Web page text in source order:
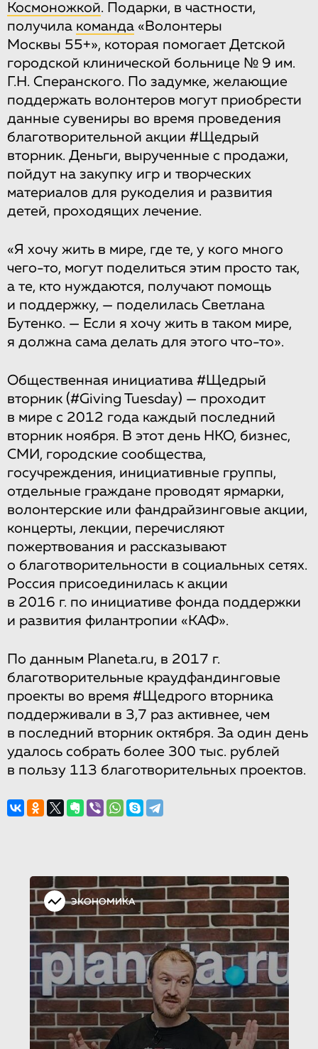
Космоножкой. Подарки, в частности,
получила команда «Волонтеры
Москвы 55+», которая помогает Детской
городской клинической больнице № 9 им.
Г.Н. Сперанского. По задумке, желающие
поддержать волонтеров могут приобрести
данные сувениры во время проведения
благотворительной акции #Щедрый
вторник. Деньги, вырученные с продажи,
пойдут на закупку игр и творческих
материалов для рукоделия и развития
детей, проходящих лечение.
«Я хочу жить в мире, где те, у кого много
чего-то, могут поделиться этим просто так,
а те, кто нуждаются, получают помощь
и поддержку, — поделилась Светлана
Бутенко. — Если я хочу жить в таком мире,
я должна сама делать для этого что-то».
Общественная инициатива #Щедрый
вторник (#Giving Tuesday) — проходит
в мире с 2012 года каждый последний
вторник ноября. В этот день НКО, бизнес,
СМИ, городские сообщества,
госучреждения, инициативные группы,
отдельные граждане проводят ярмарки,
волонтерские или фандрайзинговые акции,
концерты, лекции, перечисляют
пожертвования и рассказывают
о благотворительности в социальных сетях.
Россия присоединилась к акции
в 2016 г. по инициативе фонда поддержки
и развития филантропии «КАФ».
По данным Planeta.ru, в 2017 г.
благотворительные краудфандинговые
проекты во время #Щедрого вторника
поддерживали в 3,7 раз активнее, чем
в последний вторник октября. За один день
удалось собрать более 300 тыс. рублей
в пользу 113 благотворительных проектов.
ЭКОНОМИКА